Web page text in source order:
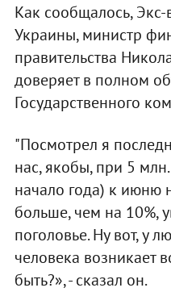
Как сообщалось,
Украины, министр
правительства
доверяет в полном
Государственного
"Посмотрел я
нас, якобы, при 5
начало года) к июню
больше, чем на 10%,
поголовье. Ну вот, у
человека возникает
быть?», - сказал он.